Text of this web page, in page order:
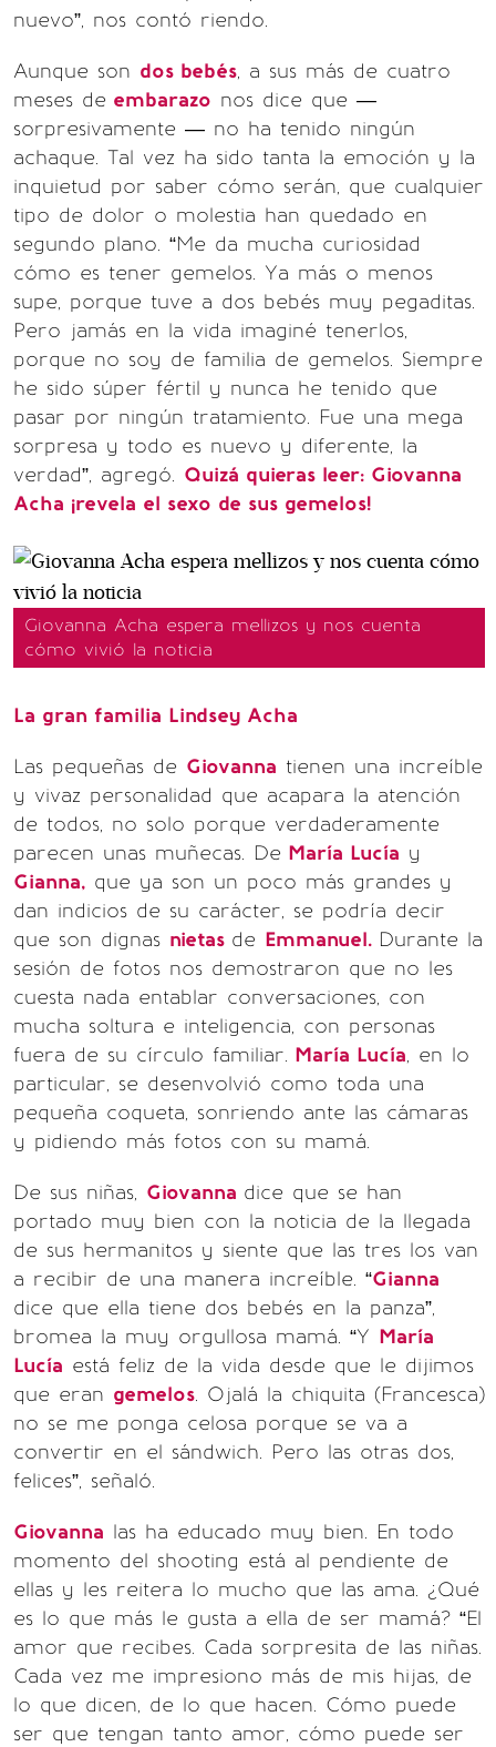
nuevo”, nos contó riendo.
Aunque son dos bebés, a sus más de cuatro
meses de embarazo nos dice que —
sorpresivamente — no ha tenido ningún
achaque. Tal vez ha sido tanta la emoción y la
inquietud por saber cómo serán, que cualquier
tipo de dolor o molestia han quedado en
segundo plano. “Me da mucha curiosidad
cómo es tener gemelos. Ya más o menos
supe, porque tuve a dos bebés muy pegaditas.
Pero jamás en la vida imaginé tenerlos,
porque no soy de familia de gemelos. Siempre
he sido súper fértil y nunca he tenido que
pasar por ningún tratamiento. Fue una mega
sorpresa y todo es nuevo y diferente, la
verdad”, agregó. Quizá quieras leer: Giovanna
Acha ¡revela el sexo de sus gemelos!
Giovanna Acha espera mellizos y nos cuenta
cómo vivió la noticia
La gran familia Lindsey Acha
Las pequeñas de Giovanna tienen una increíble
y vivaz personalidad que acapara la atención
de todos, no solo porque verdaderamente
parecen unas muñecas. De María Lucía y
Gianna, que ya son un poco más grandes y
dan indicios de su carácter, se podría decir
que son dignas nietas de Emmanuel. Durante la
sesión de fotos nos demostraron que no les
cuesta nada entablar conversaciones, con
mucha soltura e inteligencia, con personas
fuera de su círculo familiar. María Lucía, en lo
particular, se desenvolvió como toda una
pequeña coqueta, sonriendo ante las cámaras
y pidiendo más fotos con su mamá.
De sus niñas, Giovanna dice que se han
portado muy bien con la noticia de la llegada
de sus hermanitos y siente que las tres los van
a recibir de una manera increíble. “Gianna
dice que ella tiene dos bebés en la panza”,
bromea la muy orgullosa mamá. “Y María
Lucía está feliz de la vida desde que le dijimos
que eran gemelos. Ojalá la chiquita (Francesca)
no se me ponga celosa porque se va a
convertir en el sándwich. Pero las otras dos,
felices”, señaló.
Giovanna las ha educado muy bien. En todo
momento del shooting está al pendiente de
ellas y les reitera lo mucho que las ama. ¿Qué
es lo que más le gusta a ella de ser mamá? “El
amor que recibes. Cada sorpresita de las niñas.
Cada vez me impresiono más de mis hijas, de
lo que dicen, de lo que hacen. Cómo puede
ser que tengan tanto amor, cómo puede ser